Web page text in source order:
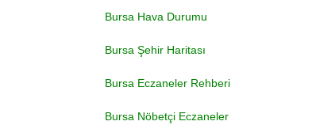
Bursa Hava Durumu
Bursa Şehir Haritası
Bursa Eczaneler Rehberi
Bursa Nöbetçi Eczaneler